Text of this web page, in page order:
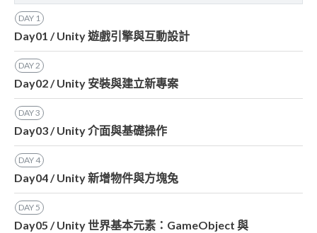
DAY 1
Day01 / Unity 遊戲引擎與互動設計
DAY2
Day02 / Unity 安裝與建立新專案
DAY3
Day03 / Unity 介面與基礎操作
DAY4
Day04 / Unity 新增物件與方塊兔
DAY5
Day05 / Unity 世界基本元素：GameObject 與